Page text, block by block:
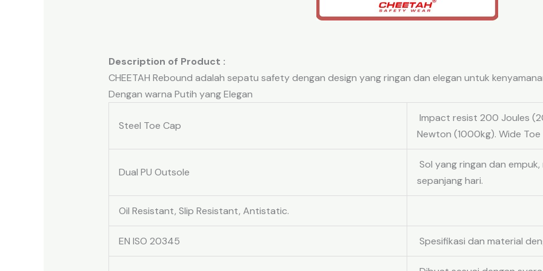
Description of Product :
CHEETAH Rebound adalah sepatu safety dengan design yang ringan dan elegan untuk
Dengan warna Putih yang Elegan
Steel Toe Cap
Impact resist 200 Joules
Newton (1000kg). Wide Toe
Dual PU Outsole
Sol yang ringan dan
sepanjang hari.
Oil Resistant, Slip Resistant, Antistatic.
EN ISO 20345 Spesifikasi dan material